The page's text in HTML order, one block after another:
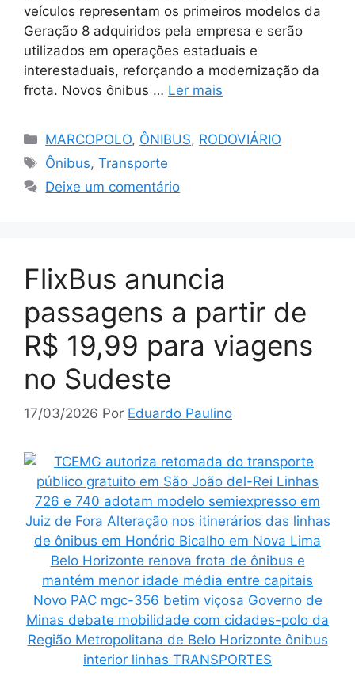
veículos representam os primeiros modelos da
Geração 8 adquiridos pela empresa e serão
utilizados em operações estaduais e
interestaduais, reforçando a modernização da
frota. Novos ônibus … Ler mais
Categorias
MARCOPOLO, ÔNIBUS, RODOVIÁRIO
Tags
Ônibus,Transporte
Deixe um comentário
FlixBus anuncia
passagens a partir de
R$ 19,99 para viagens
no Sudeste
17/03/2026 Por Eduardo Paulino